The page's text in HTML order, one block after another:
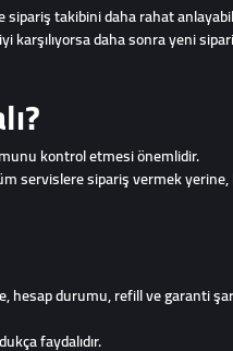
sipariş takibini daha rahat
daha sonra yeni
kontrol etmesi önemlidir.
servislere sipariş vermek
hesap durumu, refill ve garanti
faydalıdır.